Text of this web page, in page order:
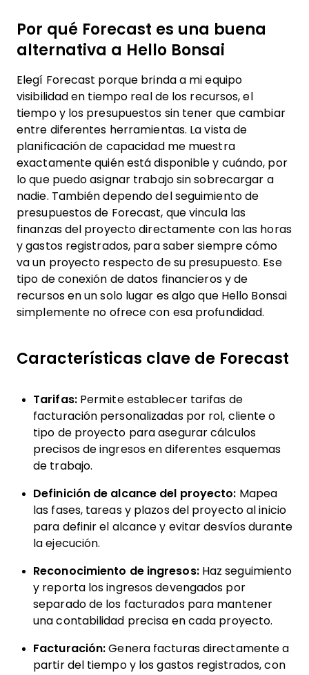
Por qué Forecast es una buena
alternativa a Hello Bonsai
Elegí Forecast porque brinda a mi equipo
visibilidad en tiempo real de los recursos, el
tiempo y los presupuestos sin tener que cambiar
entre diferentes herramientas. La vista de
planificación de capacidad me muestra
exactamente quién está disponible y cuándo, por
lo que puedo asignar trabajo sin sobrecargar a
nadie. También dependo del seguimiento de
presupuestos de Forecast, que vincula las
finanzas del proyecto directamente con las horas
y gastos registrados, para saber siempre cómo
va un proyecto respecto de su presupuesto. Ese
tipo de conexión de datos financieros y de
recursos en un solo lugar es algo que Hello Bonsai
simplemente no ofrece con esa profundidad.
Características clave de Forecast
Tarifas:Permite establecer tarifas de
facturación personalizadas por rol, cliente o
tipo de proyecto para asegurar cálculos
precisos de ingresos en diferentes esquemas
de trabajo.
Definición de alcance del proyecto: Mapea
las fases, tareas y plazos del proyecto al inicio
para definir el alcance y evitar desvíos durante
la ejecución.
Reconocimiento de ingresos:Haz seguimiento
y reporta los ingresos devengados por
separado de los facturados para mantener
una contabilidad precisa en cada proyecto.
Facturación: Genera facturas directamente a
partir del tiempo y los gastos registrados, con